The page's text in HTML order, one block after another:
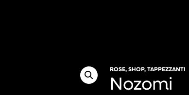
ROSE,SHOP,TAPPEZZANTI
Nozomi